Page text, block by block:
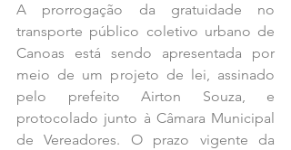
A prorrogação da gratuidade no
transporte público coletivo urbano de
Canoas está sendo apresentada por
meio de um projeto de lei, assinado
pelo prefeito Airton Souza, e
protocolado junto à Câmara Municipal
de Vereadores. O prazo vigente da